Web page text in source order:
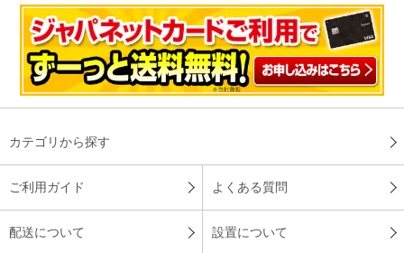
カテゴリから探す
ご利用ガイド よくある質問
配送について 設置について